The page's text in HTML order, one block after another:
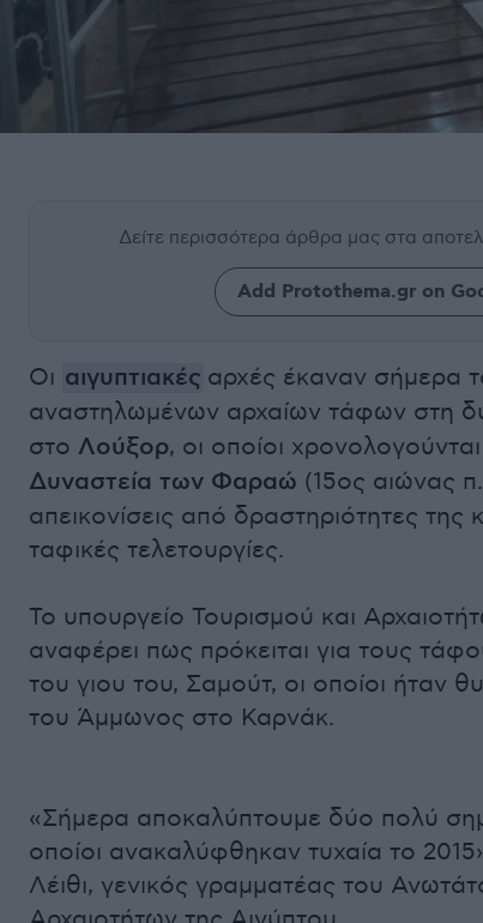
Δείτε περισσότερα άρθρα μας στα
Add Protothema.gr on
Οι αιγυπτιακές αρχές έκαναν σήμερα
αναστηλωμένων αρχαίων τάφων στη
στο Λούξορ, οι οποίοι
Δυναστεία των Φαραώ (15ος αιώνας
απεικονίσεις από δραστηριότητες της
ταφικές τελετουργίες.
Το υπουργείο Τουρισμού και
αναφέρει πως πρόκειται για τους
του γιου του, Σαμούτ, οι οποίοι ήταν
του Άμμωνος στο Καρνάκ.
«Σήμερα αποκαλύπτουμε δύο πολύ
οποίοι ανακαλύφθηκαν τυχαία το
Λέιθι, γενικός γραμματέας του